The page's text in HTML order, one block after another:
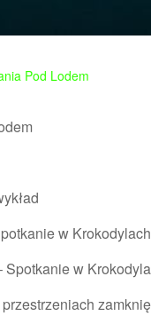
Pod Lodem
w
w